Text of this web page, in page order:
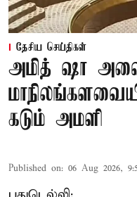
தேசிய செய்திகள்
அமித் ஷா
கடும் அமளி
Published on: 06 Aug 2026,